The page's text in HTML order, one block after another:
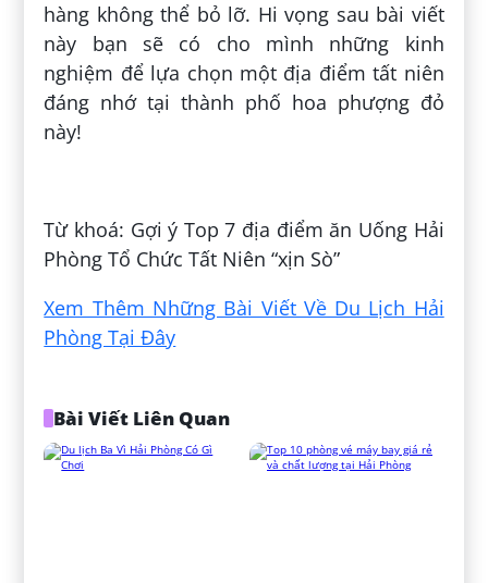
hàng không thể bỏ lỡ. Hi vọng sau bài viết
này bạn sẽ có cho mình những kinh
nghiệm để lựa chọn một địa điểm tất niên
đáng nhớ tại thành phố hoa phượng đỏ
này!
Từ khoá: Gợi ý Top 7 địa điểm ăn Uống Hải
Phòng Tổ Chức Tất Niên “xịn Sò”
Xem Thêm Những Bài Viết Về Du Lịch Hải
Phòng Tại Đây
Bài Viết Liên Quan